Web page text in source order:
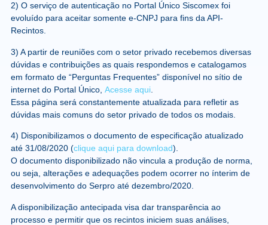
2) O serviço de autenticação no Portal Único Siscomex foi
evoluído para aceitar somente e-CNPJ para fins da API-
Recintos.
3) A partir de reuniões com o setor privado recebemos diversas
dúvidas e contribuições as quais respondemos e catalogamos
em formato de “Perguntas Frequentes” disponível no sítio de
internet do Portal Único, Acesse aqui.
Essa página será constantemente atualizada para refletir as
dúvidas mais comuns do setor privado de todos os modais.
4) Disponibilizamos o documento de especificação atualizado
até 31/08/2020 (clique aqui para download).
O documento disponibilizado não vincula a produção de norma,
ou seja, alterações e adequações podem ocorrer no ínterim de
desenvolvimento do Serpro até dezembro/2020.
A disponibilização antecipada visa dar transparência ao
processo e permitir que os recintos iniciem suas análises,